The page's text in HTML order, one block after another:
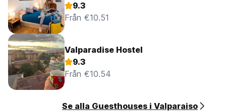
9.3
Från €10.51
Valparadise Hostel
9.3
Från €10.54
Se alla Guesthouses i Valparaiso